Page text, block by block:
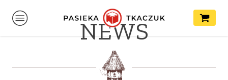
NEWS